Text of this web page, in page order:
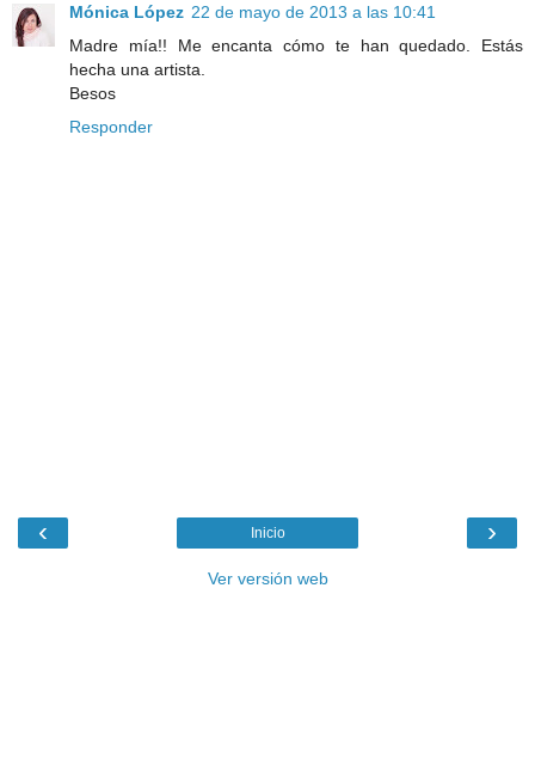
Mónica López 22 de mayo de 2013 a las 10:41
Madre mía!! Me encanta cómo te han quedado. Estás
hecha una artista.
Besos
Responder
‹ ›
Inicio
Ver versión web